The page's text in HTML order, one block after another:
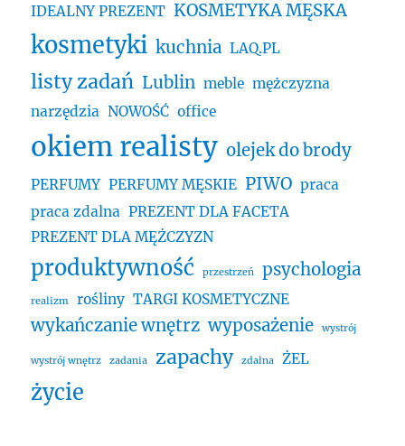
IDEALNY PREZENT KOSMETYKA MĘSKA
kosmetyki kuchnia LAQ.PL
listy zadań Lublin meble mężczyzna
narzędzia NOWOŚĆ office
okiem realisty olejek do brody
PERFUMY PERFUMY MĘSKIE PIWO praca
praca zdalna PREZENT DLA FACETA
PREZENT DLA MĘŻCZYZN
produktywność przestrzeń psychologia
realizm rośliny TARGI KOSMETYCZNE
wykańczanie wnętrz wyposażenie wystrój
wystrój wnętrz zadania zapachy zdalna ŻEL
życie